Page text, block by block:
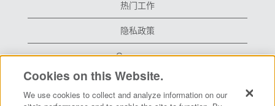
热门工作
隐私政策
Grace.com
在 在 在
Cookies on this Website.
We use cookies to collect and analyze information on our